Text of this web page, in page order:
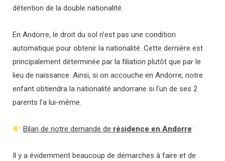
détention de la double nationalité.
En Andorre, le droit du sol n’est pas une condition
automatique pour obtenir la nationalité. Cette dernière est
principalement déterminée par la filiation plutôt que par le
lieu de naissance. Ainsi, si on accouche en Andorre, notre
enfant obtiendra la nationalité andorrane si l’un de ses 2
parents l’a lui-même.
Bilan de notre demande de résidence en Andorre :
Il y a évidemment beaucoup de démarches à faire et de